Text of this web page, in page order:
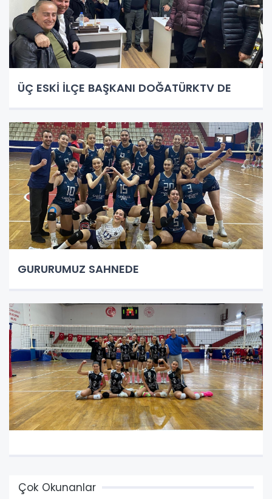
ÜÇ ESKİ İLÇE BAŞKANI DOĞATÜRKTV DE
GURURUMUZ SAHNEDE
Çok Okunanlar